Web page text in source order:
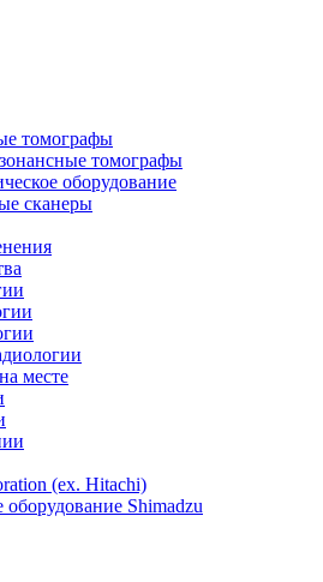
томографы
томографы
оборудование
сканеры
месте
(ex. Hitachi)
Shimadzu